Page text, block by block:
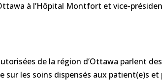
à l’Hôpital Montfort et vice-
de la région d’Ottawa parlent
sur les soins dispensés aux patient(e)s